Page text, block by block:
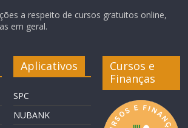
a respeito de cursos gratuitos online,
em geral.
Aplicativos
SPC
NUBANK
Cursos e
Finanças